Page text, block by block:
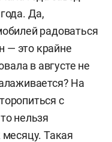
Да,
радоваться
— это крайне
в августе не
На
с
нельзя
Такая